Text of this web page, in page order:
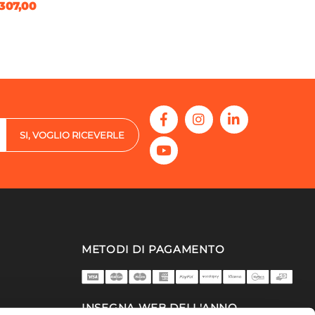
SI, VOGLIO RICEVERLE
METODI DI PAGAMENTO
INSEGNA WEB DELL'ANNO